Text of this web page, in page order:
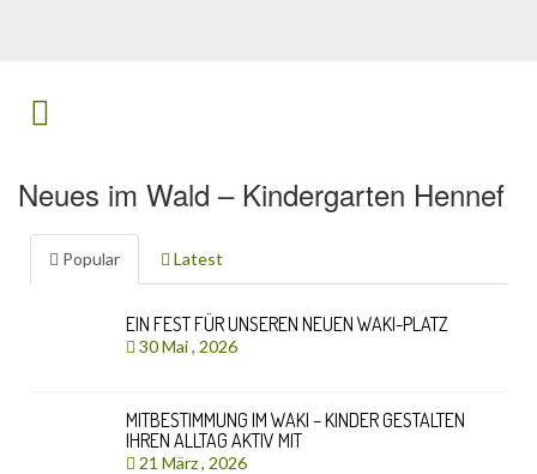
Neues im Wald – Kindergarten Hennef
Popular Latest
EIN FEST FÜR UNSEREN NEUEN WAKI-PLATZ
30 Mai , 2026
MITBESTIMMUNG IM WAKI – KINDER GESTALTEN
IHREN ALLTAG AKTIV MIT
21 März , 2026